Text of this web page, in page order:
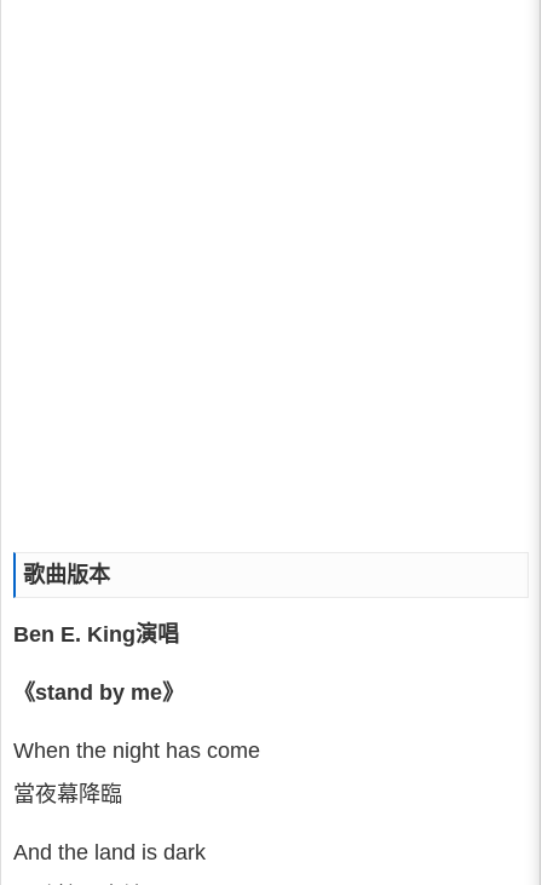
歌曲版本
Ben E. King演唱
《stand by me》
When the night has come
當夜幕降臨
And the land is dark